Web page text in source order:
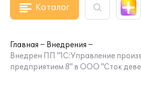
Каталог
Главная
Внедрения
Внедрен ПП "1С:Управление
предприятием 8" в ООО "Сток